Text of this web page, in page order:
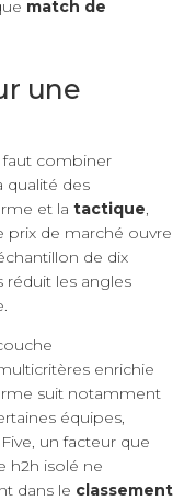
match de
une
faut combiner
qualité des
et la tactique,
prix de marché ouvre
de dix
réduit les angles
enrichie
suit notamment
équipes,
un facteur que
h2h isolé ne
dans le classement